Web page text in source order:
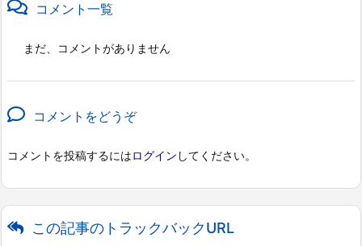
コメント一覧
まだ、コメントがありません
コメントをどうぞ
コメントを投稿するにはログイン してください。
この記事のトラックバックURL